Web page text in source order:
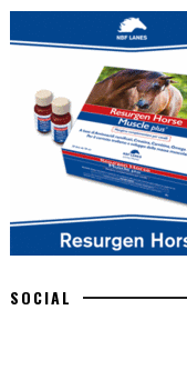
SOCIAL